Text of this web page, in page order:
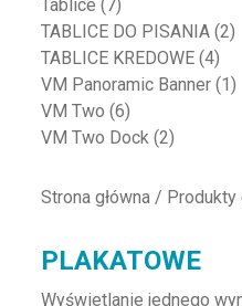
Tablice (7)
TABLICE DO PISANIA (2)
TABLICE KREDOWE (4)
VM Panoramic Banner (1)
VM Two (6)
VM Two Dock (2)
Strona główna / Produkty
PLAKATOWE
Wyświetlanie jednego